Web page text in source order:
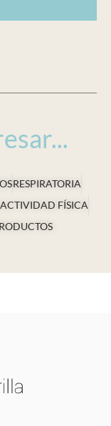
RESPIRATORIA
ACTIVIDAD FÍSICA